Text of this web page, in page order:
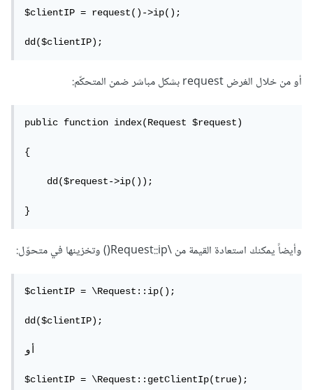
$clientIP = request()->ip();
dd($clientIP);
أو من خلال الغرض request بشكل مباشر ضمن المتحكّم:
public function index(Request $request)
{
    dd($request->ip());
}
وأيضاً يمكنك استعادة القيمة من \Request::ip() وتخزينها في متحوّل:
$clientIP = \Request::ip();
dd($clientIP);
أو
$clientIP = \Request::getClientIp(true);